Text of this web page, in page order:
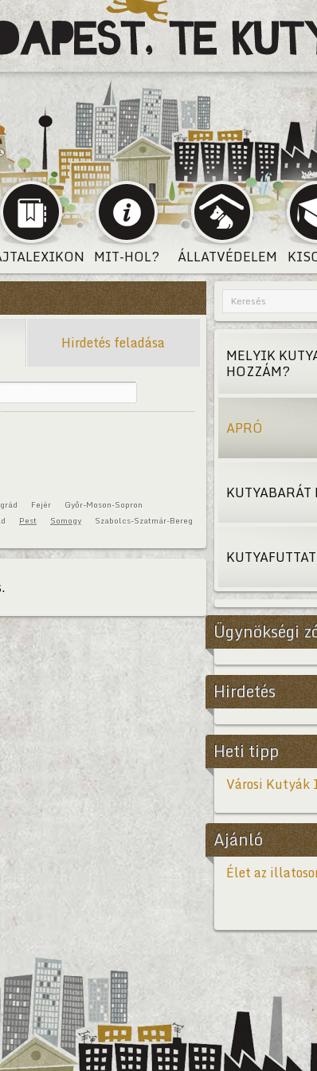
MIT-HOL? ÁLLATVÉDELEM
Hirdetés feladása
Fejér
Győr-Moson-Sopron
Pest Somogy
Szabolcs-Szatmár-Bereg
MELYIK
HOZZÁM?
APRÓ
Ügynökségi
Hirdetés
Heti tipp
Városi Kutyák
Ajánló
Élet az